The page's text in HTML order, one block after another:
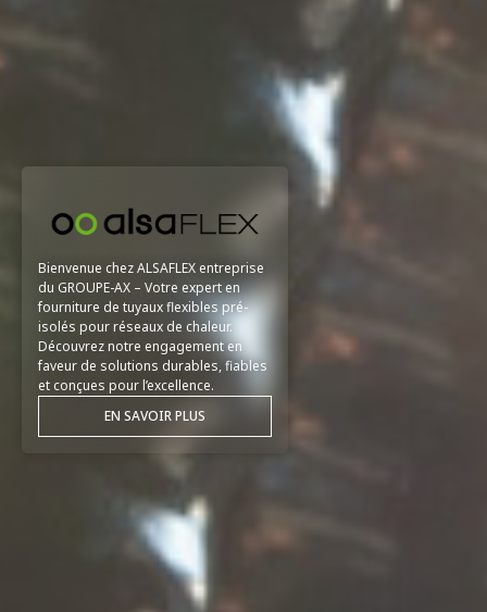
Bienvenue chez ALSAFLEX entreprise
du GROUPE-AX – Votre expert en
fourniture de tuyaux flexibles pré-
isolés pour réseaux de chaleur.
Découvrez notre engagement en
faveur de solutions durables, fiables
et conçues pour l’excellence.
EN SAVOIR PLUS